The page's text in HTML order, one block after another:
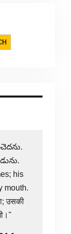
his
mouth.
उसकी